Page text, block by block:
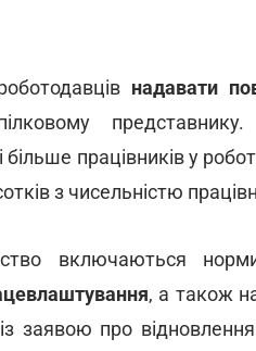
надавати
працівників у
з чисельністю
включаються
, а також
заявою про